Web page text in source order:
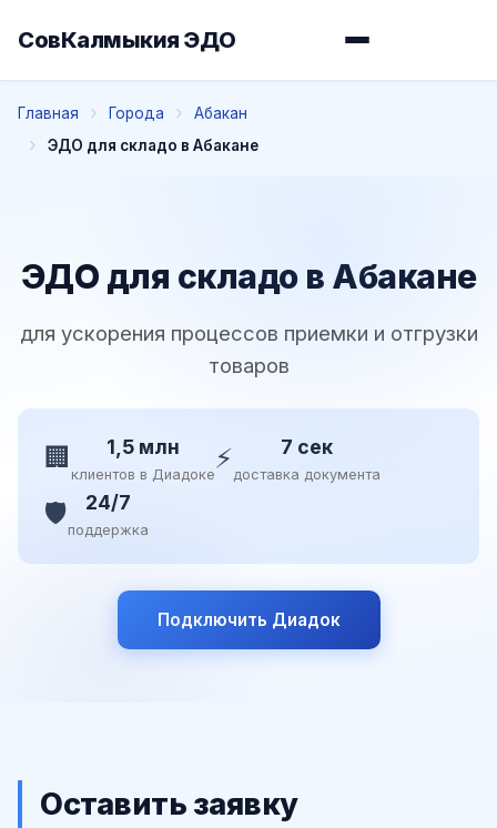
СовКалмыкия ЭДО
Главная Города
Абакан
ЭДО для складо в Абакане
ЭДО для складо в Абакане
для ускорения процессов приемки и отгрузки
товаров
🏢 1,5 млн
клиентов в Диадоке⚡ 7 сек
доставка документа
🛡️ 24/7
поддержка
Подключить Диадок
Оставить заявку